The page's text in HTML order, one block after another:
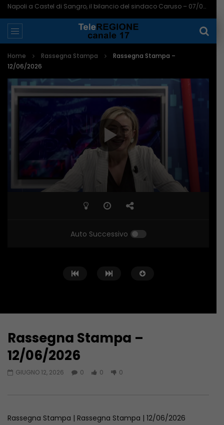
Home Rassegna Stampa
Rassegna Stampa –
12/06/2026
Auto Successivo
14:03
Rassegna Stampa – 08/08/2026
Rassegna Stampa –
12/06/2026
GIUGNO 12, 2026 0 0 0
Rassegna Stampa | Rassegna Stampa | 12/06/2026